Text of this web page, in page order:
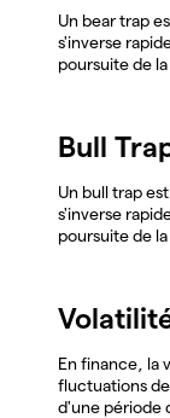
Un bear trap
s'inverse
poursuite de la
Bull
Un bull trap
s'inverse
poursuite de la
En finance, la
fluctuations
d'une période